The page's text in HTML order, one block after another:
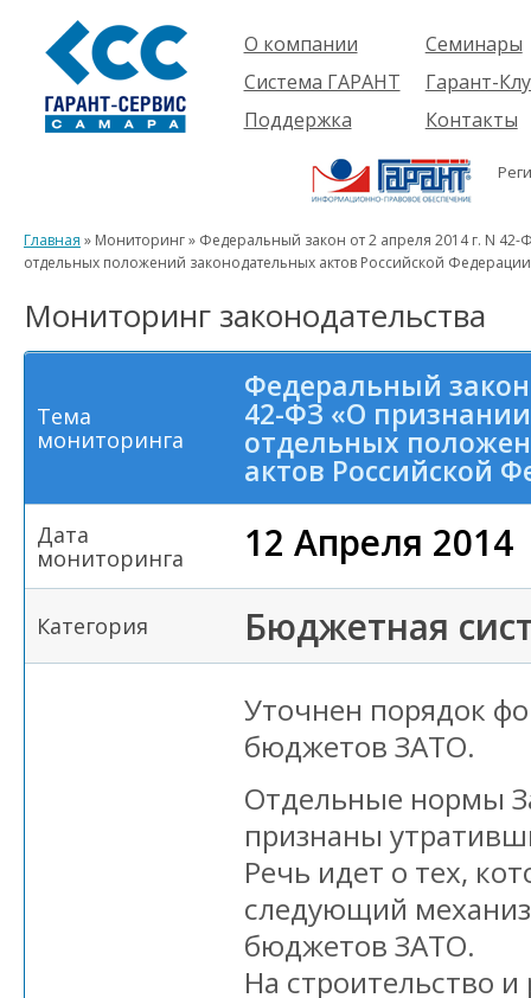
О компании
Компания
Проекты
Партнеры
Вакансии
Реквизиты
Информация
Система ГАРАНТ
О системе
решения
Комплекты
Новинки
История
Поддержка
Пользователям
Будущим
пользователям
Семинары
Об услуге
семинары
Гарант-
Контакты
Главная » Мониторинг » Федеральный закон от 2 апреля 2014 г. N
отдельных положений законодательных актов Российской
Мониторинг законодательства
Тема
мониторинга
Федеральный закон
42-ФЗ «О
отдельных
актов Российской
Дата
мониторинга
12 Апреля 2014
Категория Бюджетная
Уточнен порядок
бюджетов ЗАТО.
Отдельные нормы
признаны
Речь идет о тех,
следующий
бюджетов ЗАТО.
На строительство